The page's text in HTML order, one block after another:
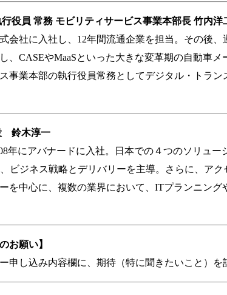
役員 常務 モビリティサービス事業本部長 竹内洋
会社に入社し、12年間流通企業を担当。その後
、CASEやMaaSといった大きな変革期の自動車
事業本部の執行役員常務としてデジタル・トラ
鈴木淳一
年にアバナードに入社。日本での４つのソリュ
ビジネス戦略とデリバリーを主導。さらに、ア
を中心に、複数の業界において、ITプランニン
お願い】
申し込み内容欄に、期待（特に聞きたいこと）